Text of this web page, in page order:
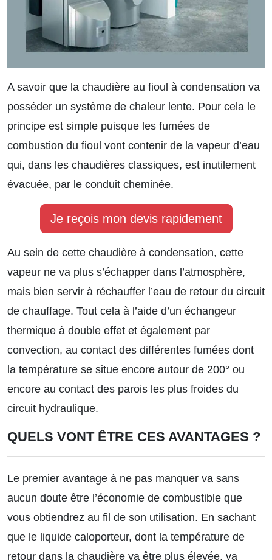
A savoir que la chaudière au fioul à condensation va
posséder un système de chaleur lente. Pour cela le
principe est simple puisque les fumées de
combustion du fioul vont contenir de la vapeur d’eau
qui, dans les chaudières classiques, est inutilement
évacuée, par le conduit cheminée.
Je reçois mon devis rapidement
Au sein de cette chaudière à condensation, cette
vapeur ne va plus s’échapper dans l’atmosphère,
mais bien servir à réchauffer l’eau de retour du circuit
de chauffage. Tout cela à l’aide d’un échangeur
thermique à double effet et également par
convection, au contact des différentes fumées dont
la température se situe encore autour de 200° ou
encore au contact des parois les plus froides du
circuit hydraulique.
QUELS VONT ÊTRE CES AVANTAGES ?
Le premier avantage à ne pas manquer va sans
aucun doute être l’économie de combustible que
vous obtiendrez au fil de son utilisation. En sachant
que le liquide caloporteur, dont la température de
retour dans la chaudière va être plus élevée, va